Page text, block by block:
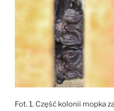
Fot. 1. Część kolonii mopka